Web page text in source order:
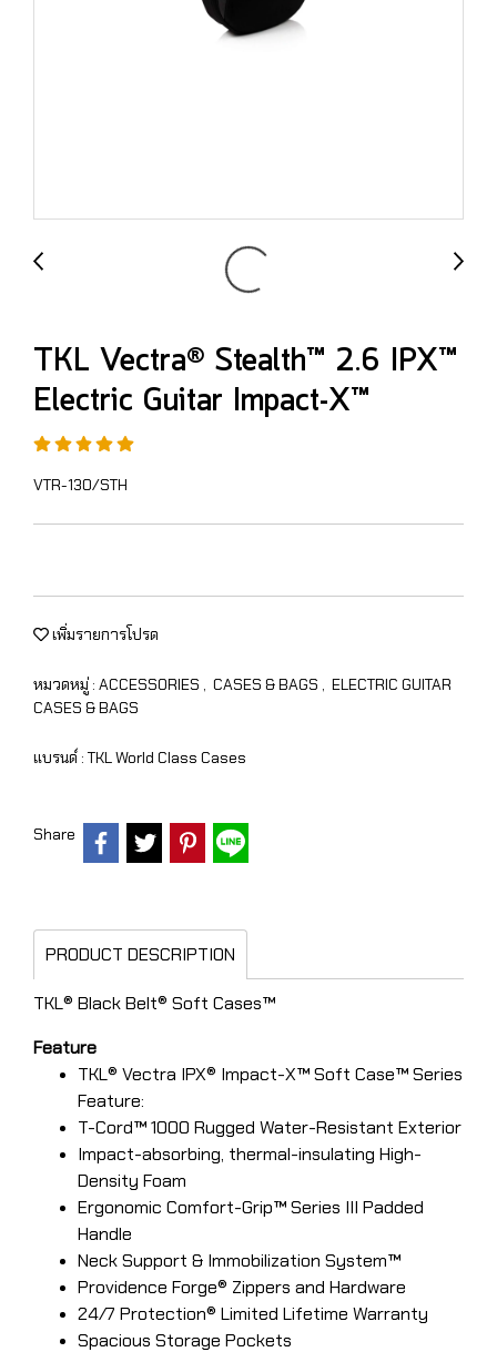
TKL Vectra® Stealth™ 2.6 IPX™
Electric Guitar Impact-X™
VTR-130/STH
เพิ่มรายการโปรด
หมวดหมู่ : ACCESSORIES , CASES & BAGS , ELECTRIC GUITAR
CASES & BAGS
แบรนด์ : TKL World Class Cases
Share
PRODUCT DESCRIPTION
TKL® Black Belt® Soft Cases™
Feature
TKL® Vectra IPX® Impact-X™ Soft Case™ Series
Feature:
T-Cord™ 1000 Rugged Water-Resistant Exterior
Impact-absorbing, thermal-insulating High-
Density Foam
Ergonomic Comfort-Grip™ Series III Padded
Handle
Neck Support & Immobilization System™
Providence Forge® Zippers and Hardware
24/7 Protection® Limited Lifetime Warranty
Spacious Storage Pockets